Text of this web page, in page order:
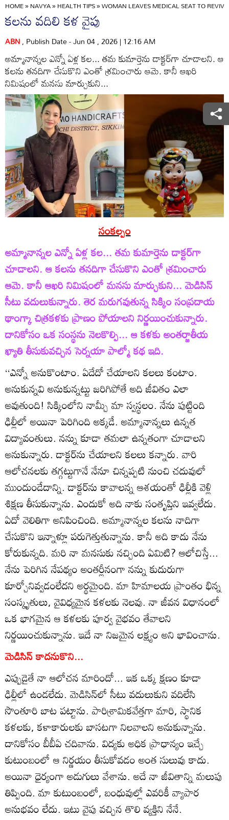
HOME»NAVYA»HEALTH TIPS»WOMAN LEAVES MEDICAL SEAT TO
కలను వదిలి కళ వైపు
ABN, Publish Date - Jun 04 , 2026 | 12:16 AM
అమ్మానాన్నల ఎన్నో ఏళ్ల కల... తమ కుమార్తెను డాక్టర్‌గా చూడాలని. ఆ
కలను తనదిగా చేసుకొని ఎంతో శ్రమించారు ఆమె. కానీ ఆఖరి
నిమిషంలో మనసు మార్చుకుని...
సంకల్పం
అమ్మానాన్నల ఎన్నో ఏళ్ల కల... తమ కుమార్తెను డాక్టర్‌గా
చూడాలని. ఆ కలను తనదిగా చేసుకొని ఎంతో శ్రమించారు
ఆమె. కానీ ఆఖరి నిమిషంలో మనసు మార్చుకుని... మెడిసిన్‌
సీటు వదులుకున్నారు. తెర మరుగవుతున్న సిక్కిం సంప్రదాయ
థాంగ్కా చిత్రకళకు ప్రాణం పోయాలని నిర్ణయించుకున్నారు.
దానికోసం ఒక సంస్థను నెలకొల్పి... ఆ కళకు అంతర్జాతీయ
ఖ్యాతి తీసుకువచ్చిన సెర్నయా పాల్మో కథ ఇది.
‘‘ఎన్నో అనుకొంటాం. ఏదేదో చేయాలని కలలు కంటాం.
అనుకున్నవి అనుకున్నట్టు జరిగిపోతే అది జీవితం ఎలా
అవుతుంది! సిక్కింలోని నామ్చీ మా స్వస్థలం. నేను పుట్టింది
ఢిల్లీలో అయినా పెరిగింది అక్కడే. అమ్మానాన్నలు ఉన్నత
విద్యావంతులు. నన్ను కూడా తమలా ఉన్నతంగా చూడాలని
అనుకున్నారు. డాక్టర్‌ను చేయాలని కలలు కన్నారు. వారి
ఆలోచనలకు తగ్గట్టుగానే నేనూ చిన్నప్పటి నుంచి చదువులో
ముందుండేదాన్ని. డాక్టర్‌ను కావాలన్న ఆశయంతో ఢిల్లీకి వెళ్లి
శిక్షణ తీసుకున్నాను. ఎందుకో అది నాకు సంతృప్తిని ఇవ్వలేదు.
ఏదో వెలితిగా అనిపించింది. అమ్మానాన్నల కలను నాదిగా
చేసుకొని ఇన్నాళ్లూ పరుగెత్తుతున్నాను. కానీ అది కాదు నేను
కోరుకున్నది. మరి నా మనసుకు నచ్చింది ఏమిటి? ఆలోచిస్తే...
నేను పెరిగిన నేపథ్యం అంతర్లీనంగా నన్ను కుదురుగా
కూర్చోనివ్వడంలేదని అర్థమైంది. మా హిమాలయ ప్రాంతం భిన్న
సంస్కృతులు, వైవిధ్యమైన కళలకు నెలవు. నా జీవన విధానంలో
ఒక భాగమైన ఆ కళలకు పూర్వ వైభవం తేవాలని
నిర్ణయించుకున్నాను. ఇదే నా నిజమైన లక్ష్యం అని భావించాను.
మెడిసిన్‌ కాదనుకొని...
ఎప్పుడైతే నా ఆలోచన మారిందో... ఇక ఒక్క క్షణం కూడా
ఢిల్లీలో ఉండలేదు. మెడిసిన్‌లో సీటు వదులుకుని వదిలేసి
సొంతూరి బాట పట్టాను. పారిశ్రామికవేత్తగా మారి, స్థానిక
కళలకు, కళాకారులకు బాసటగా నిలవాలని అనుకున్నాను.
దానికోసం బీబీఏ చదివాను. విద్యకు అధిక ప్రాధాన్యం ఇచ్చే
కుటుంబంలో ఆ నిర్ణయం తీసుకోవడం అంత సులువు కాదు.
అయినా ధైర్యంగా అడుగులు వేశాను. అదే నా జీవితాన్ని మలుపు
తిప్పింది. మా కుటుంబంలో, బంధువుల్లో ఎవరికీ వ్యాపార
అనుభవం లేదు. ఇటు వైపు వచ్చిన తొలి వ్యక్తిని నేనే.